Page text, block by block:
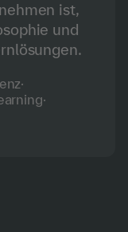
ist,
und
·
·